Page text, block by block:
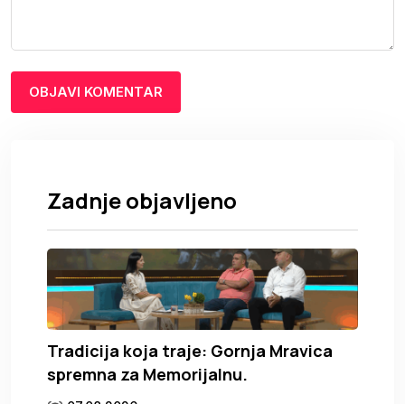
Zadnje objavljeno
Tradicija koja traje: Gornja Mravica
spremna za Memorijalnu.